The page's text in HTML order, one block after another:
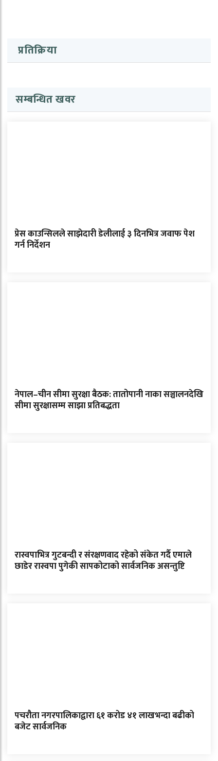
प्रतिक्रिया
सम्बन्धित खवर
प्रेस काउन्सिलले साझेदारी डेलीलाई ३ दिनभित्र जवाफ पेश
गर्न निर्देशन
नेपाल–चीन सीमा सुरक्षा बैठक: तातोपानी नाका सञ्चालनदेखि
सीमा सुरक्षासम्म साझा प्रतिबद्धता
रास्वपाभित्र गुटबन्दी र संरक्षणवाद रहेको संकेत गर्दै एमाले
छाडेर रास्वपा पुगेकी सापकोटाको सार्वजनिक असन्तुष्टि
पचरौता नगरपालिकाद्वारा ६१ करोड ४१ लाखभन्दा बढीको
बजेट सार्वजनिक